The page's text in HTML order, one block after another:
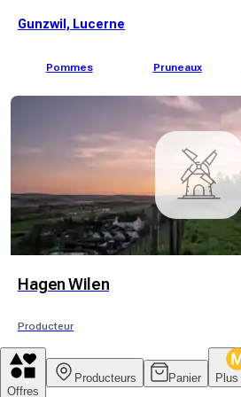
Gunzwil, Lucerne
Pommes Pruneaux
Hagen Wilen
Producteur
Wilen bei Neunforn, Thurgovie
Offres
Producteurs Panier Plus